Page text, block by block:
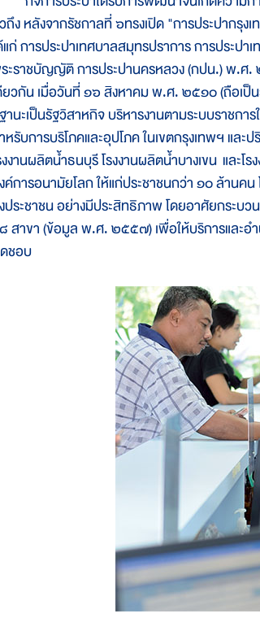
ถึง หลังจากรัชกาลที่ ๖ทรงเปิด "การประปากรุง
แก่ การประปาเทศบาลสมุทรปราการ การประป
ะราชบัญญัติ การประปานครหลวง (กปน.) พ.ศ.
ยวกัน เมื่อวันที่ ๑๖ สิงหาคม พ.ศ. ๒๕๑๐ (ถือเป็
านะเป็นรัฐวิสาหกิจ บริหารงานตามระบบราชก
หรับการบริโภคและอุปโภค ในเขตกรุงเทพฯ แล
งงานผลิตน้ำธนบุรี โรงงานผลิตน้ำบางเขน และ
ค์การอนามัยโลก ให้แก่ประชาชนกว่า ๑๐ ล้าน
ประชาชน อย่างมีประสิทธิภาพ โดยอาศัยกระบ
สาขา (ข้อมูล พ.ศ. ๒๕๕๗) เพื่อให้บริการและอ
ชอบ